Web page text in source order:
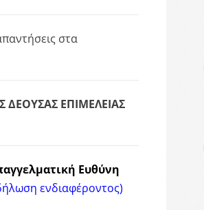
στα
ΕΠΙΜΕΛΕΙΑΣ
Ευθύνη
ενδιαφέροντος)